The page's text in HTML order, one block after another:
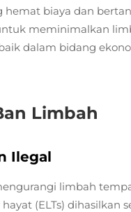
hemat biaya dan
meminimalkan
dalam bidang
Limbah
Ilegal
limbah
(ELTs) dihasilkan